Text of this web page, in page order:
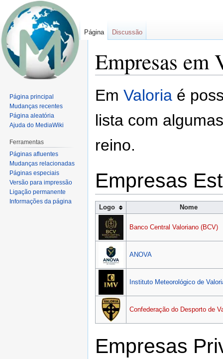
Empresas em
para
para
EmValoria é
lista com
reino.
Empresas
Logo Nome
Banco Central Valoriano (BCV)
ANOVA
Instituto Meteorológico de
Confederação do Desporto de
Empresas
Página Discussão
Página principal
Mudanças recentes
Página aleatória
Ajuda do MediaWiki
Ferramentas
Páginas afluentes
Mudanças relacionadas
Páginas especiais
Versão para impressão
Ligação permanente
Informações da página